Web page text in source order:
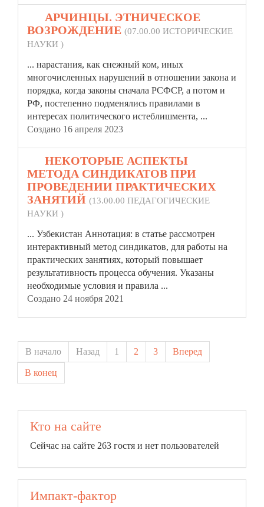
АРЧИНЦЫ. ЭТНИЧЕСКОЕ
ВОЗРОЖДЕНИЕ (07.00.00 ИСТОРИЧЕСКИЕ
НАУКИ )
... нарастания, как снежный ком, иных
многочисленных нарушений в отношении закона и
порядка, когда законы сначала РСФСР, а потом и
РФ, постепенно подменялись правилами в
интересах политического истеблишмента, ...
Создано 16 апреля 2023
НЕКОТОРЫЕ АСПЕКТЫ
МЕТОДА СИНДИКАТОВ ПРИ
ПРОВЕДЕНИИ ПРАКТИЧЕСКИХ
ЗАНЯТИЙ (13.00.00 ПЕДАГОГИЧЕСКИЕ
НАУКИ )
... Узбекистан Аннотация: в статье рассмотрен
интерактивный метод синдикатов, для работы на
практических занятиях, который повышает
результативность процесса обучения. Указаны
необходимые условия и правила ...
Создано 24 ноября 2021
В начало Назад 1 2 3 Вперед
В конец
Кто на сайте
Сейчас на сайте 263 гостя и нет пользователей
Импакт-фактор